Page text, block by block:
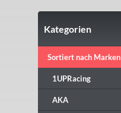
Kategorien
Sortiert nach Marken
1UPRacing
AKA